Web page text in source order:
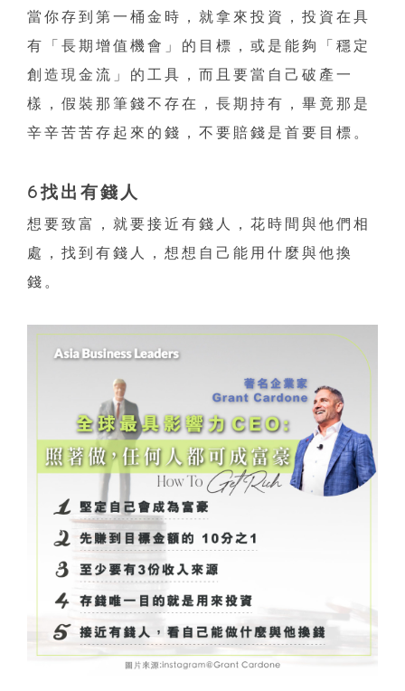
當你存到第一桶金時，就拿來投資，投資在具
有「長期增值機會」的目標，或是能夠「穩定
創造現金流」的工具，而且要當自己破產一
樣，假裝那筆錢不存在，長期持有，畢竟那是
辛辛苦苦存起來的錢，不要賠錢是首要目標。
6找出有錢人
想要致富，就要接近有錢人，花時間與他們相
處，找到有錢人，想想自己能用什麼與他換
錢。